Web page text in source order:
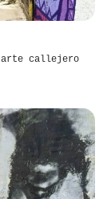
arte callejero